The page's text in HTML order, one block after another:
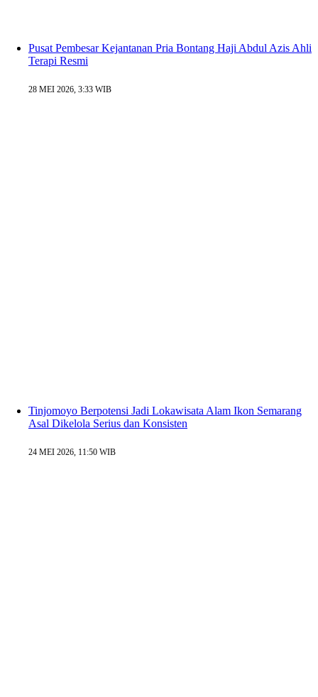
Pusat Pembesar Kejantanan Pria Bontang Haji Abdul Azis Ahli
Terapi Resmi
28 MEI 2026, 3:33 WIB
Tinjomoyo Berpotensi Jadi Lokawisata Alam Ikon Semarang
Asal Dikelola Serius dan Konsisten
24 MEI 2026, 11:50 WIB